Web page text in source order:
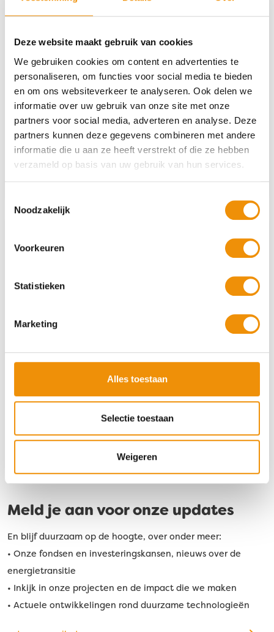
Deze website maakt gebruik van cookies
We gebruiken cookies om content en advertenties te
personaliseren, om functies voor social media te bieden
en om ons websiteverkeer te analyseren. Ook delen we
informatie over uw gebruik van onze site met onze
partners voor social media, adverteren en analyse. Deze
partners kunnen deze gegevens combineren met andere
informatie die u aan ze heeft verstrekt of die ze hebben
verzameld op basis van uw gebruik van hun services.
Noodzakelijk
Voorkeuren
Statistieken
Marketing
Alles toestaan
Selectie toestaan
Weigeren
Zeewind-Fondsen keren ook dit jaar
interim-dividend…
Zeewind-Fondsen keren ook dit jaar interim-dividend uit
aan deelnemers In…
“Impact beleggen vraagt om meer
“Impact beleggen vraagt om meer dan alleen goede
Meld je aan voor onze updates
En blijf duurzaam op de hoogte, over onder meer:
• Onze fondsen en investeringskansen, nieuws over de
energietransitie
• Inkijk in onze projecten en de impact die we maken
• Actuele ontwikkelingen rond duurzame technologieën